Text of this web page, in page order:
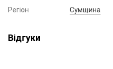
Регіон
Сумщина
Відгуки